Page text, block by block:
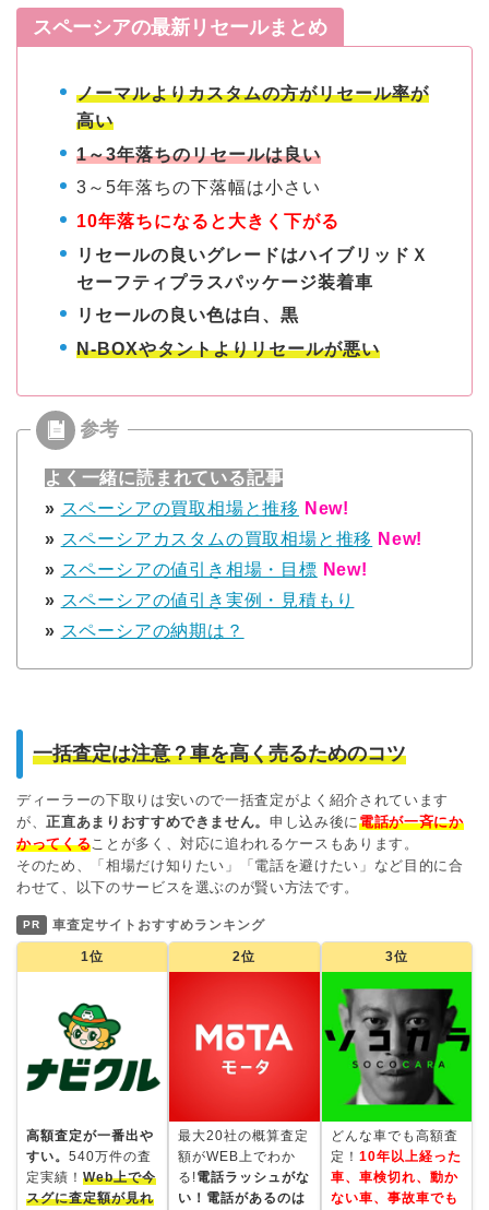
スペーシアの最新リセールまとめ
ノーマルよりカスタムの方がリセール率が
高い
1～3年落ちのリセールは良い
3～5年落ちの下落幅は小さい
10年落ちになると大きく下がる
リセールの良いグレードはハイブリッドＸ
セーフティプラスパッケージ装着車
リセールの良い色は白、黒
N-BOXやタントよりリセールが悪い
よく一緒に読まれている記事
» スペーシアの買取相場と推移 New!
» スペーシアカスタムの買取相場と推移 New!
» スペーシアの値引き相場・目標 New!
» スペーシアの値引き実例・見積もり
» スペーシアの納期は？
一括査定は注意？車を高く売るためのコツ
ディーラーの下取りは安いので一括査定がよく紹介されています
が、正直あまりおすすめできません。申し込み後に 電話が一斉にか
かってくる ことが多く、対応に追われるケースもあります。
そのため、「相場だけ知りたい」「電話を避けたい」など目的に合
わせて、以下のサービスを選ぶのが賢い方法です。
PR 車査定サイトおすすめランキング
1位
高額査定が一番出や
すい。 540万件の査
定実績！ Web上で今
スグに査定額が見れ
2位
最大20社の概算査定
額がWEB上でわか
る!電話ラッシュがな
い！電話があるのは
3位
どんな車でも高額査
定！ 10年以上経った
車、車検切れ、動か
ない車、事故車でも